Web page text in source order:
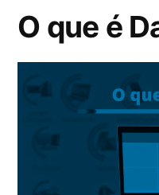
O que é